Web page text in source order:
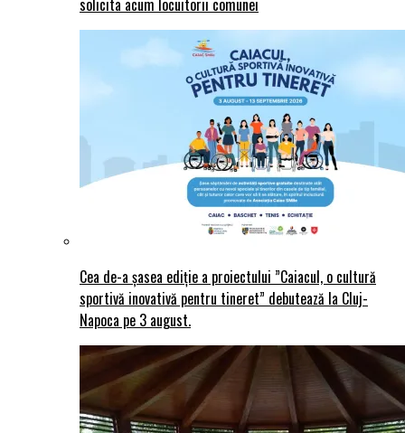
solicita acum locuitorii comunei
Cea de-a șasea ediție a proiectului ”Caiacul, o cultură
sportivă inovativă pentru tineret” debutează la Cluj-
Napoca pe 3 august.